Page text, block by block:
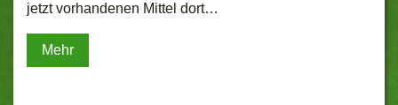
jetzt vorhandenen Mittel dort…
Mehr